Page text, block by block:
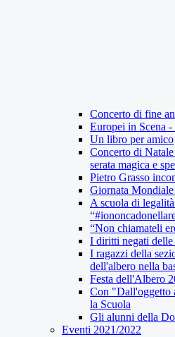
Concerto di fine
Europei in Scena
Un libro per amico
Concerto di
serata magica e
Pietro Grasso
Giornata
A scuola di
“Non chiamateli
I diritti negati delle
I ragazzi della
dell'albero nella
Festa dell'Albero
Con "Dall'oggetto
la Scuola
Gli alunni della
Eventi 2021/2022